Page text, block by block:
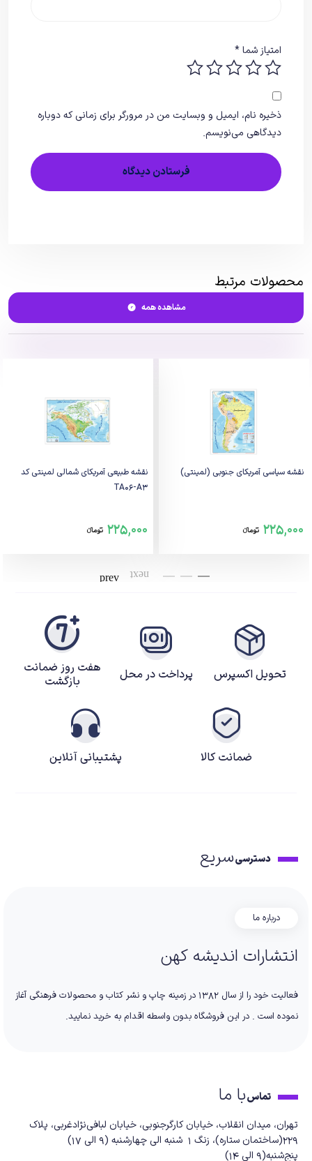
امتیاز شما*
ذخیره نام، ایمیل و وبسایت من در مرورگر برای زمانی که دوباره
دیدگاهی می‌نویسم.
محصولات مرتبط
مشاهده همه
نقشه سیاسی آمریکای جنوبی (لمینتی)
225,000 تومانء
نقشه طبیعی آمریکای شمالی لمینتی کد
TA06-A3
225,000 تومانء
تحویل اکسپرس پرداخت در محل
هفت روز ضمانت
بازگشت
ضمانت کالا پشتیبانی آنلاین
دسترسیسریع
درباره ما
انتشارات اندیشه کهن
فعالیت خود را از سال 1382 در زمینه چاپ و نشر کتاب و محصولات فرهنگی آغاز
نموده است . در این فروشگاه بدون واسطه اقدام به خرید نمایید.
تماسبا ما
تهران، میدان انقلاب، خیابان کارگرجنوبی، خیابان لبافی‌نژادغربی، پلاک
229(ساختمان ستاره)، زنگ 1 شنبه الی چهارشنبه (9 الی 17)
پنج‌شنبه(9 الی 14)